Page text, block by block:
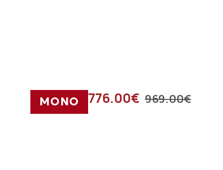
ΜΟΝΟ 969.00€
776.00€